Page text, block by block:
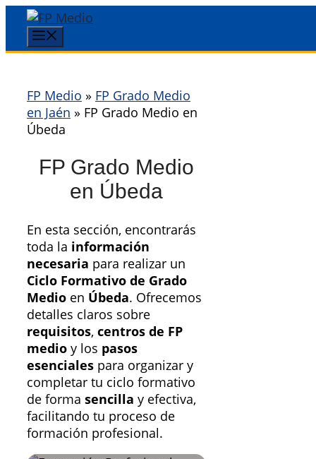
Saltar
contenido
FP Medio » FP Grado Medio
en Jaén » FP Grado Medio en
Úbeda
FP Grado Medio
en Úbeda
En esta sección, encontrarás
toda la información
necesaria para realizar un
Ciclo Formativo de Grado
Medio en Úbeda. Ofrecemos
detalles claros sobre
requisitos, centros de FP
medio y los pasos
esenciales para organizar y
completar tu ciclo formativo
de forma sencilla y efectiva,
facilitando tu proceso de
formación profesional.